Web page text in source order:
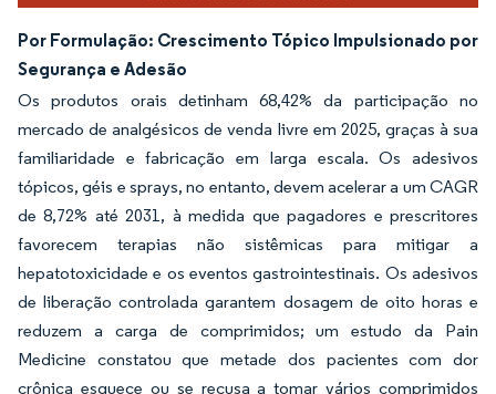
Por Formulação: Crescimento Tópico Impulsionado por
Segurança e Adesão
Os produtos orais detinham 68,42% da participação no
mercado de analgésicos de venda livre em 2025, graças à sua
familiaridade e fabricação em larga escala. Os adesivos
tópicos, géis e sprays, no entanto, devem acelerar a um CAGR
de 8,72% até 2031, à medida que pagadores e prescritores
favorecem terapias não sistêmicas para mitigar a
hepatotoxicidade e os eventos gastrointestinais. Os adesivos
de liberação controlada garantem dosagem de oito horas e
reduzem a carga de comprimidos; um estudo da Pain
Medicine constatou que metade dos pacientes com dor
crônica esquece ou se recusa a tomar vários comprimidos